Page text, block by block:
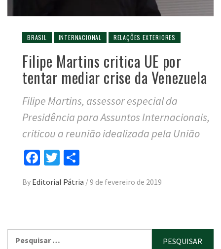
BRASIL INTERNACIONAL RELAÇÕES EXTERIORES
Filipe Martins critica UE por
tentar mediar crise da Venezuela
Filipe Martins, assessor especial da
Presidência para Assuntos Internacionais,
criticou a reunião idealizada pela União
Facebook
Twitter
By Editorial Pátria /9 de fevereiro de 2019
por: